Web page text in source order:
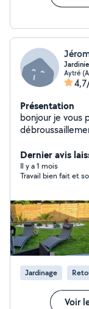
Aytré
Présentation
bonjour je vous propose mes services pour: tonte,
le matériel
dans le metier.
Dernier avis
Il y a 1 mois
Travail bien
Jardinage
Voir